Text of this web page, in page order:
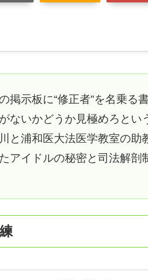
掲示板に“修正者”を名乗る
ないかどうか見極めろと
と浦和医大法医学教室の
アイドルの秘密と司法解剖